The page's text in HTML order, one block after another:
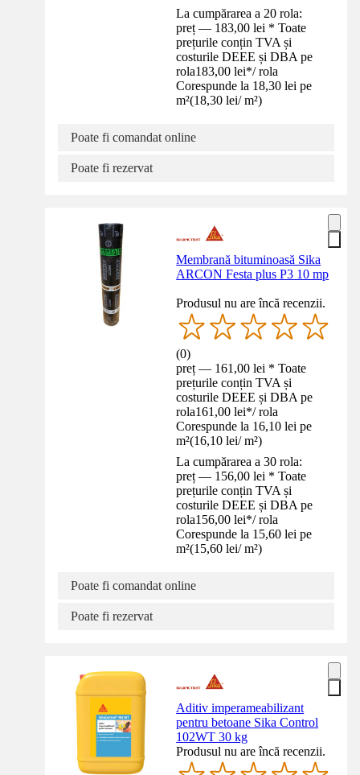
La cumpărarea a 20 rola:
preț — 183,00 lei * Toate
prețurile conțin TVA și
costurile DEEE și DBA pe
rola183,00 lei*/ rola
Corespunde la 18,30 lei pe
m²(18,30 lei/ m²)
Poate fi comandat online
Poate fi rezervat
Membrană bituminoasă Sika
ARCON Festa plus P3 10 mp
Produsul nu are încă recenzii.
(0)
preț — 161,00 lei * Toate
prețurile conțin TVA și
costurile DEEE și DBA pe
rola161,00 lei*/ rola
Corespunde la 16,10 lei pe
m²(16,10 lei/ m²)
La cumpărarea a 30 rola:
preț — 156,00 lei * Toate
prețurile conțin TVA și
costurile DEEE și DBA pe
rola156,00 lei*/ rola
Corespunde la 15,60 lei pe
m²(15,60 lei/ m²)
Poate fi comandat online
Poate fi rezervat
Aditiv imperameabilizant
pentru betoane Sika Control
102WT 30 kg
Produsul nu are încă recenzii.